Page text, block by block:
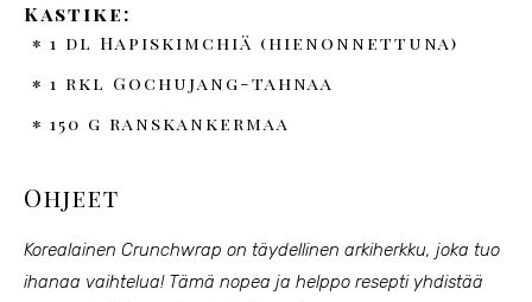
Kastike:
1 dl Hapiskimchiä (hienonnettuna)
1 rkl Gochujang-tahnaa
150 g ranskankermaa
Ohjeet
Korealainen Crunchwrap on täydellinen arkiherkku, joka tuo
ihanaa vaihtelua! Tämä nopea ja helppo resepti yhdistää